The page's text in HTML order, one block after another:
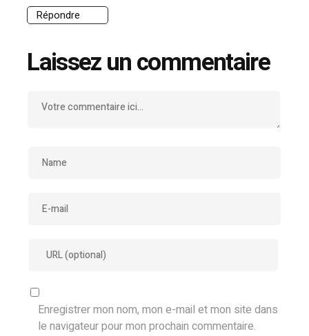
Répondre
Laissez un commentaire
Enregistrer mon nom, mon e-mail et mon site dans
le navigateur pour mon prochain commentaire.